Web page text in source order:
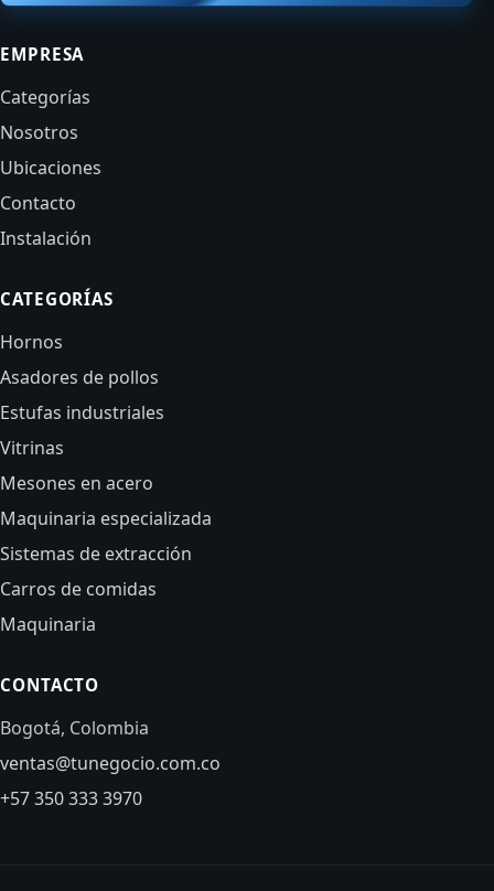
EMPRESA
Categorías
Nosotros
Ubicaciones
Contacto
Instalación
CATEGORÍAS
Hornos
Asadores de pollos
Estufas industriales
Vitrinas
Mesones en acero
Maquinaria especializada
Sistemas de extracción
Carros de comidas
Maquinaria
CONTACTO
Bogotá, Colombia
ventas@tunegocio.com.co
+57 350 333 3970